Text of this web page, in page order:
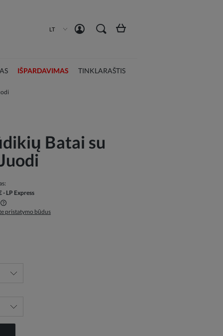
LT
IŠPARDAVIMAS TINKLARAŠTIS
Batai su
- LP Express
pristatymo būdus